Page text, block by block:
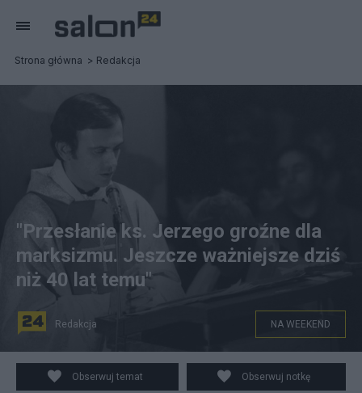
Strona główna Redakcja
"Przesłanie ks. Jerzego groźne dla
marksizmu. Jeszcze ważniejsze dziś
niż 40 lat temu"
Redakcja NA WEEKEND
Obserwuj temat Obserwuj notkę